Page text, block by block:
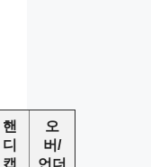
핸
디
캡
오
버/
언더